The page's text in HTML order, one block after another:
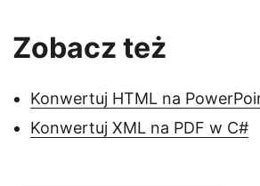
Zobacz też
Konwertuj HTML na
Konwertuj XML na PDF w C#